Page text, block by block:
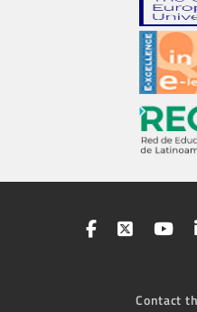
Contact